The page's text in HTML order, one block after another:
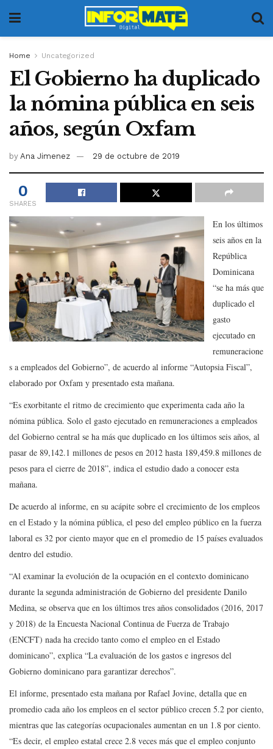
Home Uncategorized
El Gobierno ha duplicado
la nómina pública en seis
años, según Oxfam
by Ana Jimenez 29 de octubre de 2019
0
SHARES
En los últimos
seis años en la
República
Dominicana
“se ha más que
duplicado el
gasto
ejecutado en
remuneracione
s a empleados del Gobierno”, de acuerdo al informe “Autopsia Fiscal”,
elaborado por Oxfam y presentado esta mañana.
“Es exorbitante el ritmo de crecimiento que experimenta cada año la
nómina pública. Solo el gasto ejecutado en remuneraciones a empleados
del Gobierno central se ha más que duplicado en los últimos seis años, al
pasar de 89,142.1 millones de pesos en 2012 hasta 189,459.8 millones de
pesos para el cierre de 2018”, indica el estudio dado a conocer esta
mañana.
De acuerdo al informe, en su acápite sobre el crecimiento de los empleos
en el Estado y la nómina pública, el peso del empleo público en la fuerza
laboral es 32 por ciento mayor que en el promedio de 15 países evaluados
dentro del estudio.
“Al examinar la evolución de la ocupación en el contexto dominicano
durante la segunda administración de Gobierno del presidente Danilo
Medina, se observa que en los últimos tres años consolidados (2016, 2017
y 2018) de la Encuesta Nacional Continua de Fuerza de Trabajo
(ENCFT) nada ha crecido tanto como el empleo en el Estado
dominicano”, explica “La evaluación de los gastos e ingresos del
Gobierno dominicano para garantizar derechos”.
El informe, presentado esta mañana por Rafael Jovine, detalla que en
promedio cada año los empleos en el sector público crecen 5.2 por ciento,
mientras que las categorías ocupacionales aumentan en un 1.8 por ciento.
“Es decir, el empleo estatal crece 2.8 veces más que el empleo conjunto